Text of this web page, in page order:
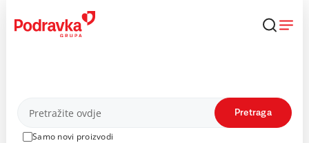
content
Proizvodi
Samo novi proizvodi
Pretraga